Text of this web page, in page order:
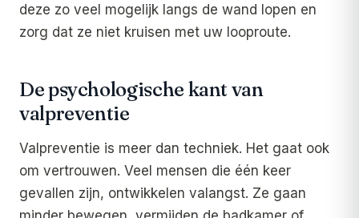
deze zo veel mogelijk langs de wand lopen en
zorg dat ze niet kruisen met uw looproute.
De psychologische kant van
valpreventie
Valpreventie is meer dan techniek. Het gaat ook
om vertrouwen. Veel mensen die één keer
gevallen zijn, ontwikkelen valangst. Ze gaan